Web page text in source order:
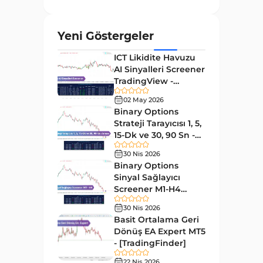
Göstergeleri
Forward Piyasası MT4
Göstergeleri
Döngüler MT4 Göstergeleri
Arz ve Talep MT4 Göstergeleri
Kırılma MT4 Göstergeleri 95
Likidite MT4 Göstergeleri
Day Trading MT4 Göstergeleri
Eğitimsel MT4 Göstergeleri
Volatilite MT4 Göstergeleri 83
Tersine MT4 Göstergeleri 498
Yeni Göstergeler
ICT Likidite Havuzu
AI Sinyalleri Screener
TradingView -
[TradingFinder]
Ücretsiz
02 May 2026
Binary Options
Strateji Tarayıcısı 1, 5,
15-Dk ve 30, 90 Sn -
[TradingFinder]
30 Nis 2026
Binary Options
Sinyal Sağlayıcı
Screener M1-H4
TradingView -
[TradingFinder]
30 Nis 2026
Basit Ortalama Geri
Dönüş EA Expert MT5
- [TradingFinder]